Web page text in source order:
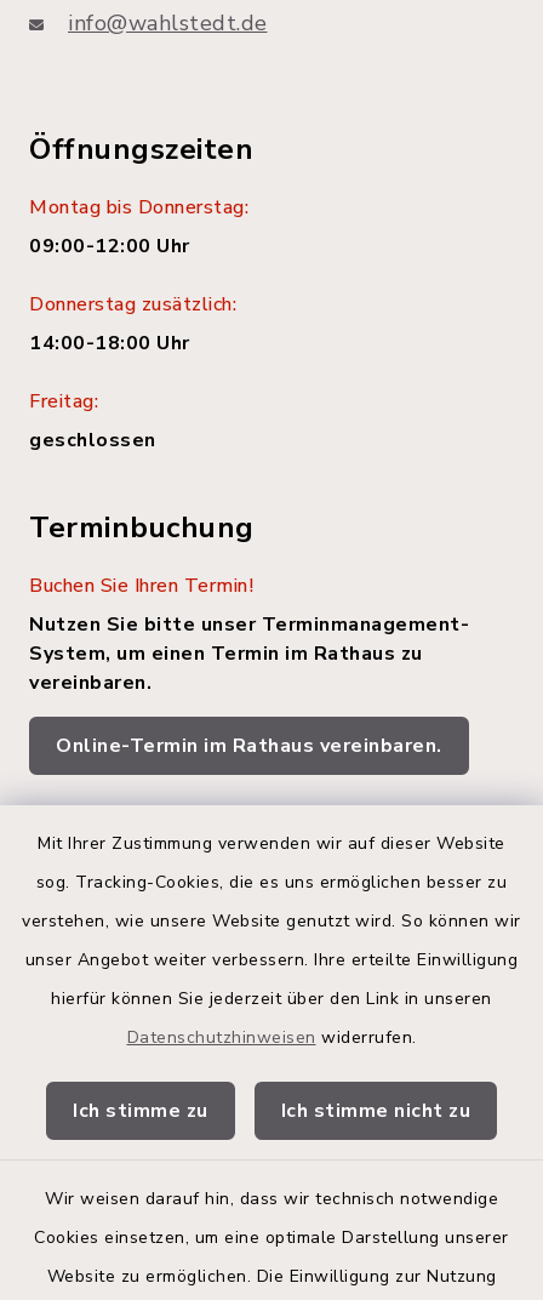
Mit Ihrer Zustimmung verwenden wir auf dieser Website
sog. Tracking-Cookies, die es uns ermöglichen besser zu
verstehen, wie unsere Website genutzt wird. So können wir
unser Angebot weiter verbessern. Ihre erteilte Einwilligung
hierfür können Sie jederzeit über den Link in unseren
Datenschutzhinweisen widerrufen.
Ich stimme zu Ich stimme nicht zu
Wir weisen darauf hin, dass wir technisch notwendige
Cookies einsetzen, um eine optimale Darstellung unserer
Website zu ermöglichen. Die Einwilligung zur Nutzung
info@wahlstedt.de
Öffnungszeiten
Montag bis Donnerstag:
09:00-12:00 Uhr
Donnerstag zusätzlich:
14:00-18:00 Uhr
Freitag:
geschlossen
Terminbuchung
Buchen Sie Ihren Termin!
Nutzen Sie bitte unser Terminmanagement-
System, um einen Termin im Rathaus zu
vereinbaren.
Online-Termin im Rathaus vereinbaren.
Quicklinks
Land Schleswig-Holstein
Kita-Portal
Bürgerinformationsbroschüre